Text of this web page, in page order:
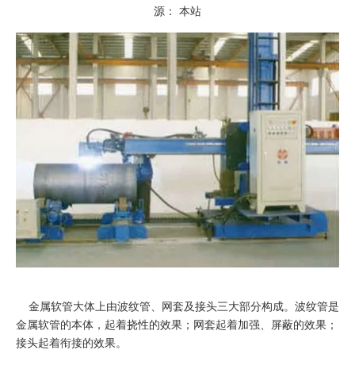
源： 本站
["wechat","weibo","qzone","douban","email"]
金属软管大体上由波纹管、网套及接头三大部分构成。波纹管是
金属软管的本体，起着挠性的效果；网套起着加强、屏蔽的效果；
接头起着衔接的效果。